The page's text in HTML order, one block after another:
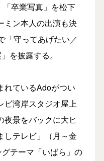
卒業写真」を松下
ミン本人の出演も決
「守ってあげたい／
を披露する。
ているAdoがつい
湾岸スタジオ屋上
夜景をバックに大ヒ
しテレビ」（月～金
テーマ「いばら」の